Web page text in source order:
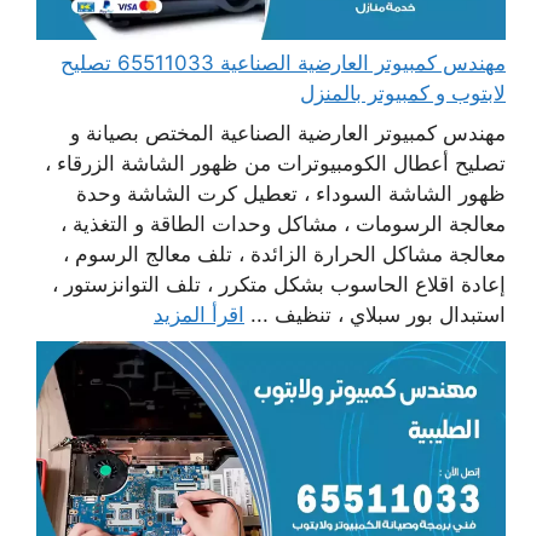
مهندس كمبيوتر العارضية الصناعية 65511033 تصليح
لابتوب و كمبيوتر بالمنزل
مهندس كمبيوتر العارضية الصناعية المختص بصيانة و
تصليح أعطال الكومبيوترات من ظهور الشاشة الزرقاء ،
ظهور الشاشة السوداء ، تعطيل كرت الشاشة وحدة
معالجة الرسومات ، مشاكل وحدات الطاقة و التغذية ،
معالجة مشاكل الحرارة الزائدة ، تلف معالج الرسوم ،
إعادة اقلاع الحاسوب بشكل متكرر ، تلف التوانزستور ،
استبدال بور سبلاي ، تنظيف ... اقرأ المزيد